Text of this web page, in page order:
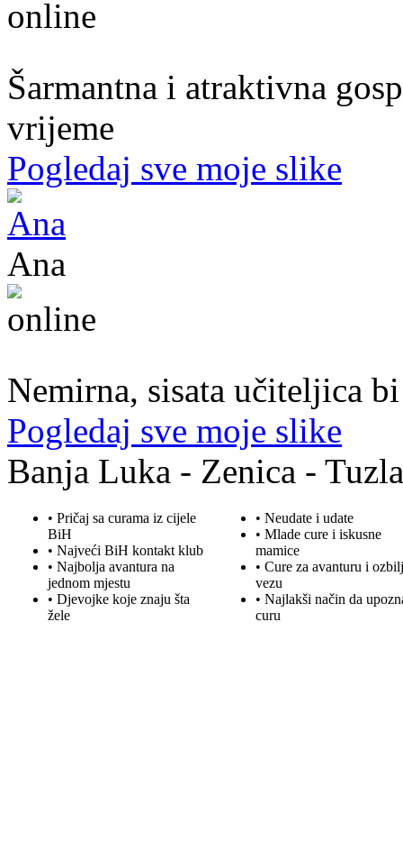
Šarmantna i atraktivna
vrijeme
Pogledaj sve moje slike
Ana
Nemirna, sisata učiteljica
Pogledaj sve moje slike
Banja Luka - Zenica -
• Pričaj sa curama iz cijele
BiH
• Najveći BiH kontakt klub
• Najbolja avantura na
jednom mjestu
• Djevojke koje znaju šta
žele
• Neudate i udate
• Mlade cure i iskusne
mamice
• Cure za avanturu i
vezu
• Najlakši način da
curu